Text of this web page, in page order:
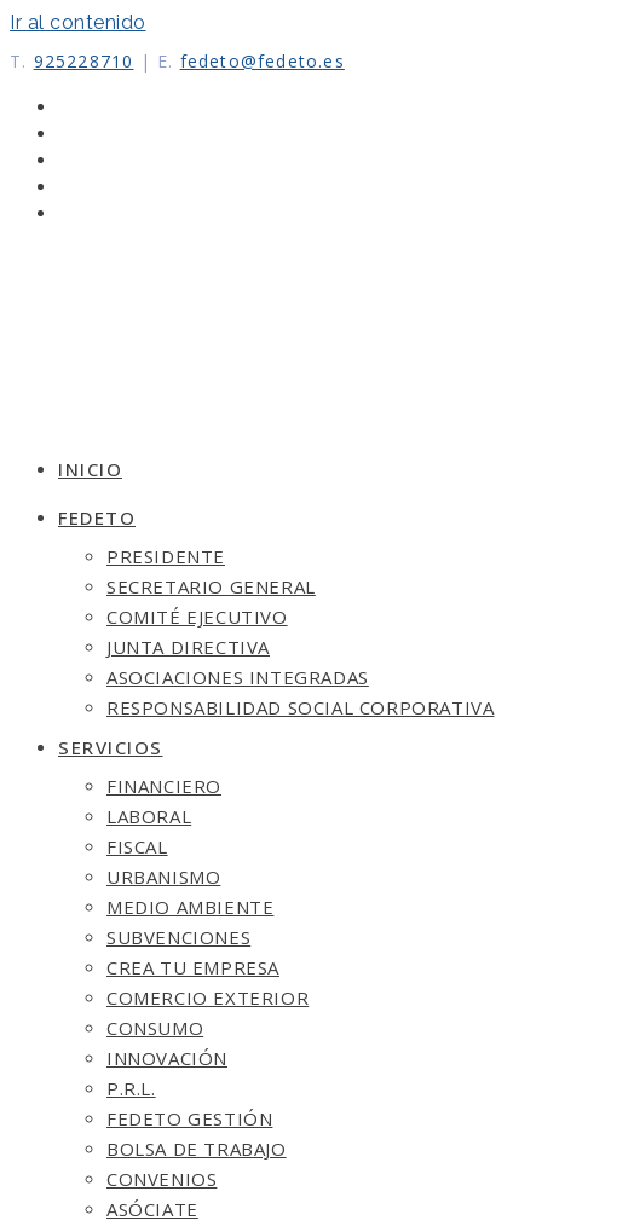
Ir al contenido
T. 925228710 | E. fedeto@fedeto.es
INICIO
FEDETO
PRESIDENTE
SECRETARIO GENERAL
COMITÉ EJECUTIVO
JUNTA DIRECTIVA
ASOCIACIONES INTEGRADAS
RESPONSABILIDAD SOCIAL CORPORATIVA
SERVICIOS
FINANCIERO
LABORAL
FISCAL
URBANISMO
MEDIO AMBIENTE
SUBVENCIONES
CREA TU EMPRESA
COMERCIO EXTERIOR
CONSUMO
INNOVACIÓN
P.R.L.
FEDETO GESTIÓN
BOLSA DE TRABAJO
CONVENIOS
ASÓCIATE